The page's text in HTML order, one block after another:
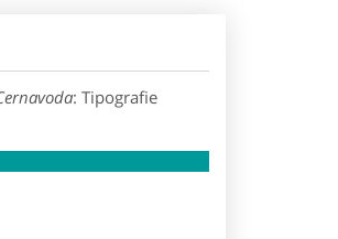
: Tipografie